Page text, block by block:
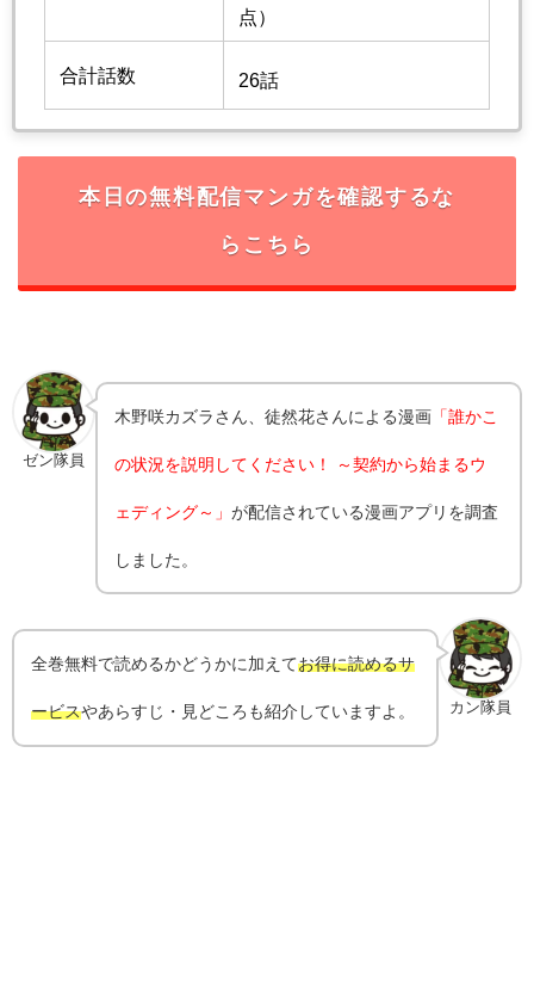
点）
合計話数 26話
本日の無料配信マンガを確認するな
らこちら
ゼン隊員
木野咲カズラさん、徒然花さんによる漫画 「誰かこ
の状況を説明してください！ ～契約から始まるウ
ェディング～」が配信されている漫画アプリを調査
しました。
カン隊員
全巻無料で読めるかどうかに加えてお得に読めるサ
ービスやあらすじ・見どころも紹介していますよ。